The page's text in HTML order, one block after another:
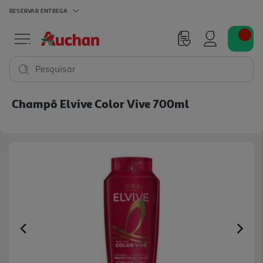
RESERVAR ENTREGA
Pesquisar
Champô Elvive Color Vive 700ml
Previous